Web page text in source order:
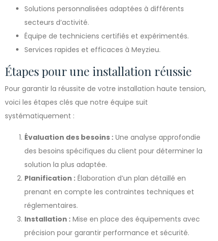
Solutions personnalisées adaptées à différents
secteurs d’activité.
Équipe de techniciens certifiés et expérimentés.
Services rapides et efficaces à Meyzieu.
Étapes pour une installation réussie
Pour garantir la réussite de votre installation haute tension,
voici les étapes clés que notre équipe suit
systématiquement :
Évaluation des besoins : Une analyse approfondie
des besoins spécifiques du client pour déterminer la
solution la plus adaptée.
Planification : Élaboration d’un plan détaillé en
prenant en compte les contraintes techniques et
réglementaires.
Installation : Mise en place des équipements avec
précision pour garantir performance et sécurité.